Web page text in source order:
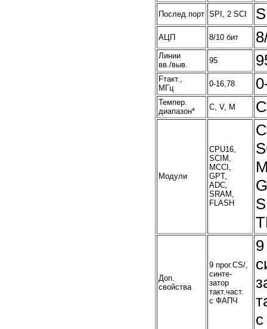
Послед.порт SPI, 2 SCI
АЦП 8/10 бит
Линии
вв./выв.
95
Fтакт.,
МГц
0-16,78
Темпер.
диапазон*
C, V, M
Модули
CPU16,
SCIM,
MCCI,
GPT,
ADC,
SRAM,
FLASH
Доп.
свойства
9 прог.CS/,
синте-
затор
такт.част.
с ФАПЧ